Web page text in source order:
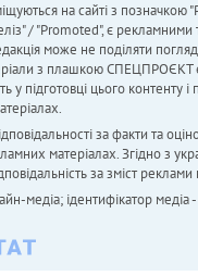
на сайті з позначкою
/ "Promoted", є рекламними
може не поділяти
з плашкою СПЕЦПРОЄКТ
у підготовці цього контенту і
за факти та
матеріалах. Згідно з
за зміст
медіа; ідентифікатор